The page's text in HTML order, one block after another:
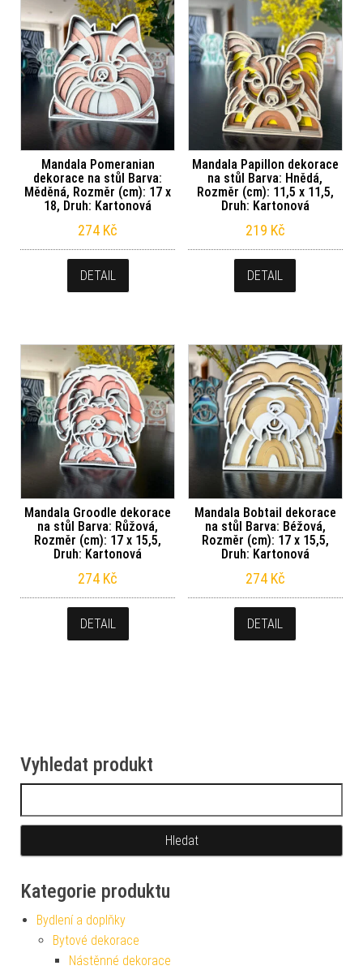
Mandala Pomeranian
dekorace na stůl Barva:
Měděná, Rozměr (cm): 17 x
18, Druh: Kartonová
274 Kč
DETAIL
Mandala Papillon dekorace
na stůl Barva: Hnědá,
Rozměr (cm): 11,5 x 11,5,
Druh: Kartonová
219 Kč
DETAIL
Mandala Groodle dekorace
na stůl Barva: Růžová,
Rozměr (cm): 17 x 15,5,
Druh: Kartonová
274 Kč
DETAIL
Mandala Bobtail dekorace
na stůl Barva: Béžová,
Rozměr (cm): 17 x 15,5,
Druh: Kartonová
274 Kč
DETAIL
Vyhledat produkt
Kategorie produktu
Bydlení a doplňky
Bytové dekorace
Nástěnné dekorace